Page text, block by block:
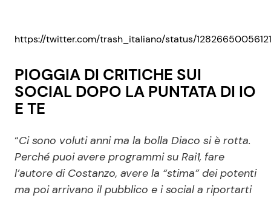
https://twitter.com/trash_italiano/status/
PIOGGIA DI CRITICHE SUI
SOCIAL DOPO LA PUNTATA DI IO
E TE
“Ci sono voluti anni ma la bolla Diaco si è rotta.
Perché puoi avere programmi su Rai1, fare
l’autore di Costanzo, avere la “stima” dei potenti
ma poi arrivano il pubblico e i social a riportarti